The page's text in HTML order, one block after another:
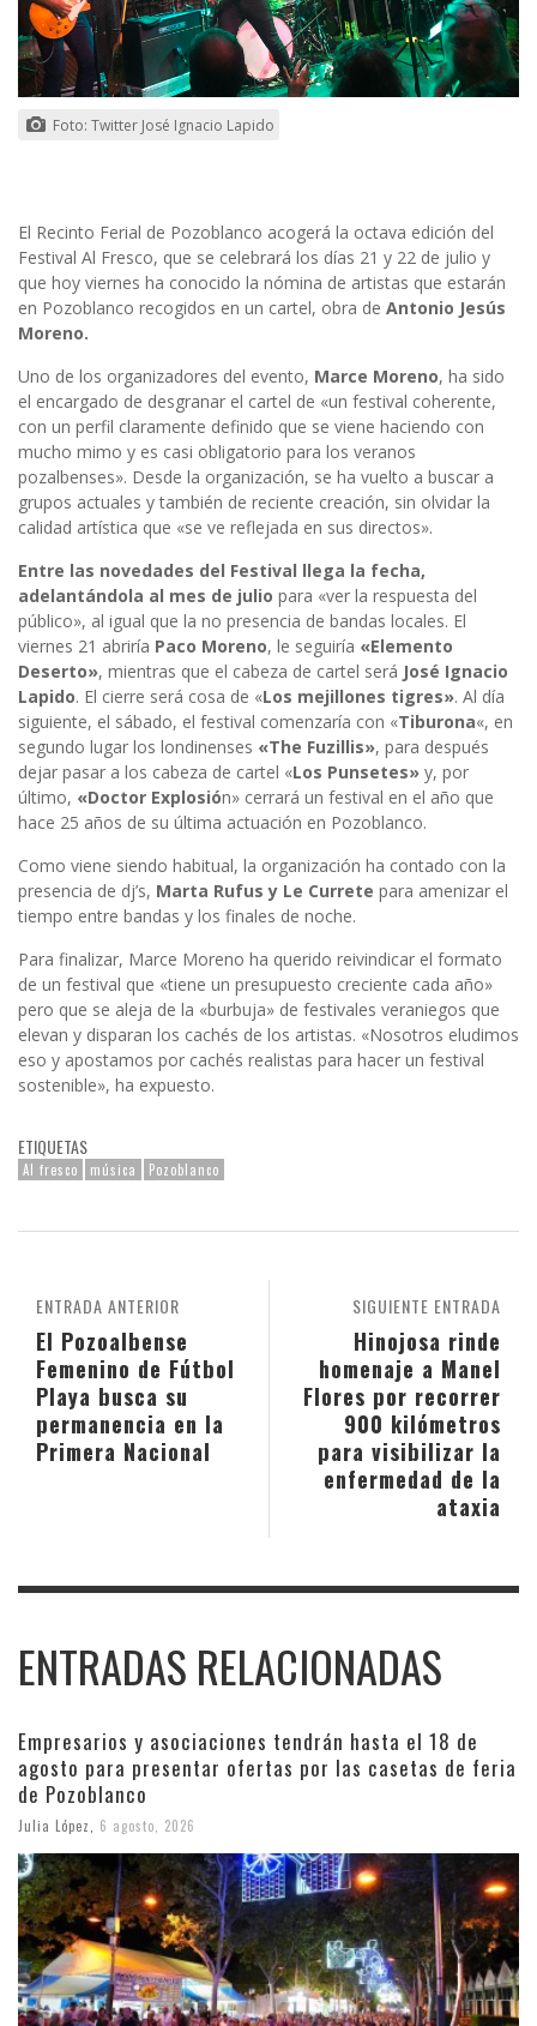
Foto: Twitter José Ignacio Lapido
El Recinto Ferial de Pozoblanco acogerá la octava edición del
Festival Al Fresco, que se celebrará los días 21 y 22 de julio y
que hoy viernes ha conocido la nómina de artistas que estarán
en Pozoblanco recogidos en un cartel, obra de Antonio Jesús
Moreno.
Uno de los organizadores del evento, Marce Moreno, ha sido
el encargado de desgranar el cartel de «un festival coherente,
con un perfil claramente definido que se viene haciendo con
mucho mimo y es casi obligatorio para los veranos
pozalbenses». Desde la organización, se ha vuelto a buscar a
grupos actuales y también de reciente creación, sin olvidar la
calidad artística que «se ve reflejada en sus directos».
Entre las novedades del Festival llega la fecha,
adelantándola al mes de julio para «ver la respuesta del
público», al igual que la no presencia de bandas locales. El
viernes 21 abriría Paco Moreno, le seguiría «Elemento
Deserto», mientras que el cabeza de cartel será José Ignacio
Lapido. El cierre será cosa de «Los mejillones tigres». Al día
siguiente, el sábado, el festival comenzaría con «Tiburona«, en
segundo lugar los londinenses «The Fuzillis», para después
dejar pasar a los cabeza de cartel «Los Punsetes» y, por
último, «Doctor Explosión» cerrará un festival en el año que
hace 25 años de su última actuación en Pozoblanco.
Como viene siendo habitual, la organización ha contado con la
presencia de dj’s, Marta Rufus y Le Currete para amenizar el
tiempo entre bandas y los finales de noche.
Para finalizar, Marce Moreno ha querido reivindicar el formato
de un festival que «tiene un presupuesto creciente cada año»
pero que se aleja de la «burbuja» de festivales veraniegos que
elevan y disparan los cachés de los artistas. «Nosotros eludimos
eso y apostamos por cachés realistas para hacer un festival
sostenible», ha expuesto.
ETIQUETAS
Al fresco música Pozoblanco
SIGUIENTE ENTRADA
Hinojosa rinde
homenaje a Manel
Flores por recorrer
900 kilómetros
para visibilizar la
enfermedad de la
ataxia
ENTRADA ANTERIOR
El Pozoalbense
Femenino de Fútbol
Playa busca su
permanencia en la
Primera Nacional
ENTRADAS RELACIONADAS
Empresarios y asociaciones tendrán hasta el 18 de
agosto para presentar ofertas por las casetas de feria
de Pozoblanco
Julia López 6 agosto, 2026